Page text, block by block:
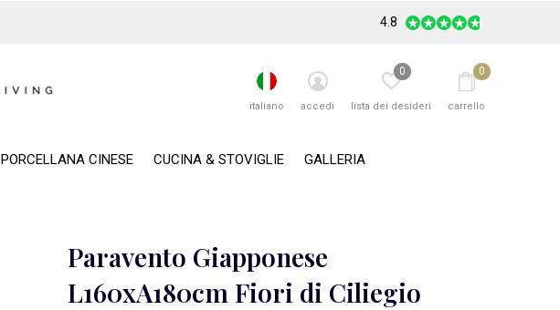
PORCELLANA CINESE CUCINA & STOVIGLIE GALLERIA
italiano accedi lista dei desideri
0
carrello
0
4.8
Paravento Giapponese
L160xA180cm Fiori di Ciliegio